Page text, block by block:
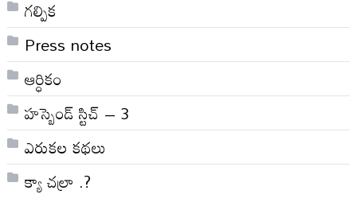
గల్పిక
Press notes
ఆర్ధికం
హస్బెండ్ స్టిచ్ – 3
ఎరుకల కథలు
క్యా చల్రా .?